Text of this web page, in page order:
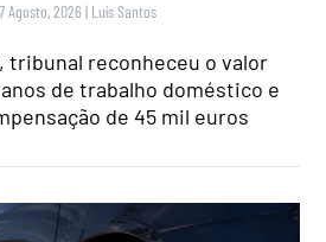
Agosto, 2026 | Luís Santos
tribunal reconheceu o valor
de trabalho doméstico e
de 45 mil euros